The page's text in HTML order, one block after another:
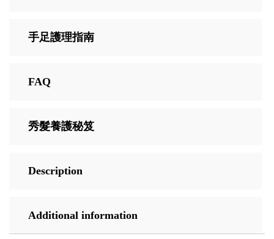
手足護理指南
FAQ
秀髮養護秘笈
Description
Additional information